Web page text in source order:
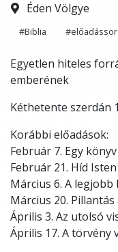
Éden Völgye
#Biblia
Egyetlen hiteles
emberének
Kéthetente szerdán
Korábbi előadások:
Február 7. Egy
Február 21. Híd
Március 6. A legjobb
Március 20.
Április 3. Az utolsó
Április 17. A törvény